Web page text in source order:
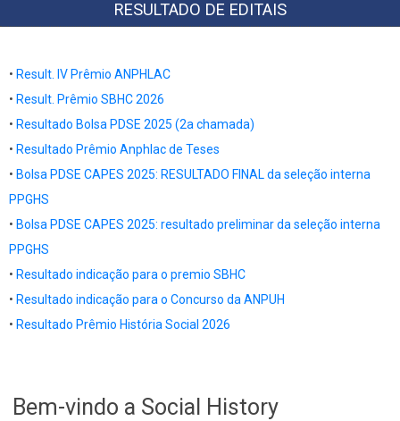
RESULTADO DE EDITAIS
• Result. IV Prêmio ANPHLAC
• Result. Prêmio SBHC 2026
• Resultado Bolsa PDSE 2025 (2a chamada)
• Resultado Prêmio Anphlac de Teses
• Bolsa PDSE CAPES 2025: RESULTADO FINAL da seleção interna
PPGHS
• Bolsa PDSE CAPES 2025: resultado preliminar da seleção interna
PPGHS
• Resultado indicação para o premio SBHC
• Resultado indicação para o Concurso da ANPUH
• Resultado Prêmio História Social 2026
Bem-vindo a Social History